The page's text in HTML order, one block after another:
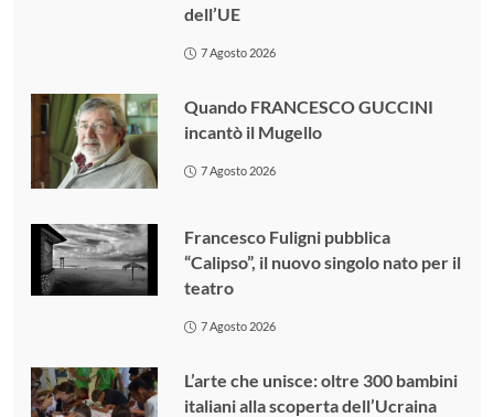
dell’UE
7 Agosto 2026
Quando FRANCESCO GUCCINI
incantò il Mugello
7 Agosto 2026
Francesco Fuligni pubblica
“Calipso”, il nuovo singolo nato per il
teatro
7 Agosto 2026
L’arte che unisce: oltre 300 bambini
italiani alla scoperta dell’Ucraina